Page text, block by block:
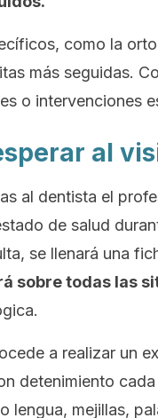
como la
más seguidas.
o intervenciones
al
al dentista el
de salud
se llenará una
sobre todas las
a realizar un
detenimiento
lengua, mejillas,